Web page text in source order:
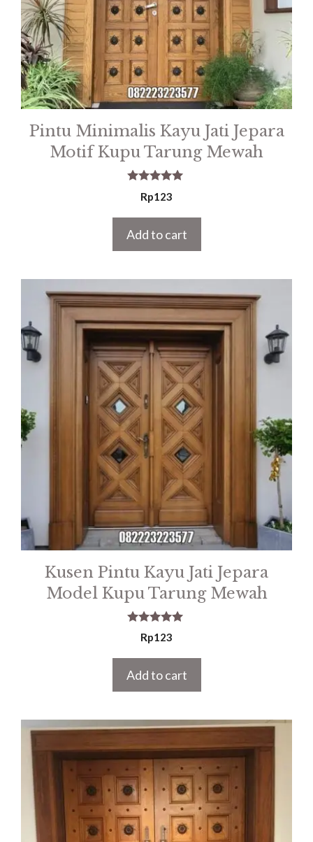
Pintu Minimalis Kayu Jati Jepara
Motif Kupu Tarung Mewah
5.00
out of 5
Rp123
Add to cart
Kusen Pintu Kayu Jati Jepara
Model Kupu Tarung Mewah
5.00
out of 5
Rp123
Add to cart